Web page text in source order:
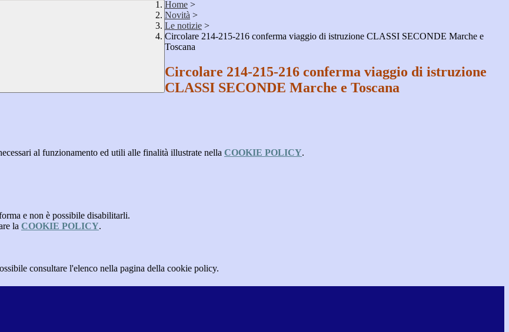
Home >
Novità >
Le notizie >
Circolare 214-215-216 conferma viaggio di istruzione CLASSI SECONDE Marche e
Toscana
Circolare 214-215-216 conferma viaggio di istruzione
CLASSI SECONDE Marche e Toscana
al funzionamento ed utili alle finalità illustrate nella COOKIE POLICY.
e non è possibile disabilitarli.
la COOKIE POLICY.
consultare l'elenco nella pagina della cookie policy.